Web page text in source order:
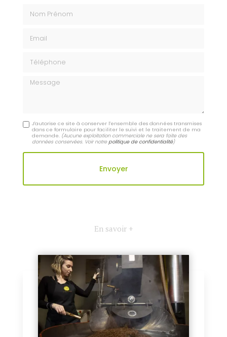
Message
J'autorise ce site à conserver l'ensemble des données transmises
dans ce formulaire pour faciliter le suivi et le traitement de ma
demande. (Aucune exploitation commerciale ne sera faite des
données conservées. Voir notrepolitique de confidentialité)
En savoir +